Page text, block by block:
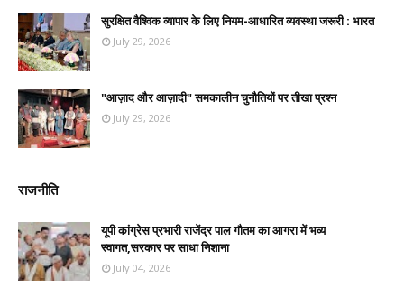
सुरक्षित वैश्विक व्यापार के लिए नियम-आधारित व्यवस्था जरूरी : भारत
July 29, 2026
"आज़ाद और आज़ादी" समकालीन चुनौतियों पर तीखा प्रश्न
July 29, 2026
राजनीति
यूपी कांग्रेस प्रभारी राजेंद्र पाल गौतम का आगरा में भव्य
स्वागत,सरकार पर साधा निशाना
July 04, 2026